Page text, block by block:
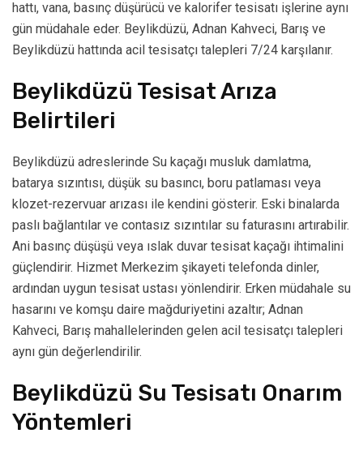
hattı, vana, basınç düşürücü ve kalorifer tesisatı işlerine aynı
gün müdahale eder. Beylikdüzü, Adnan Kahveci, Barış ve
Beylikdüzü hattında acil tesisatçı talepleri 7/24 karşılanır.
Beylikdüzü Tesisat Arıza
Belirtileri
Beylikdüzü adreslerinde Su kaçağı musluk damlatma,
batarya sızıntısı, düşük su basıncı, boru patlaması veya
klozet-rezervuar arızası ile kendini gösterir. Eski binalarda
paslı bağlantılar ve contasız sızıntılar su faturasını artırabilir.
Ani basınç düşüşü veya ıslak duvar tesisat kaçağı ihtimalini
güçlendirir. Hizmet Merkezim şikayeti telefonda dinler,
ardından uygun tesisat ustası yönlendirir. Erken müdahale su
hasarını ve komşu daire mağduriyetini azaltır; Adnan
Kahveci, Barış mahallelerinden gelen acil tesisatçı talepleri
aynı gün değerlendirilir.
Beylikdüzü Su Tesisatı Onarım
Yöntemleri